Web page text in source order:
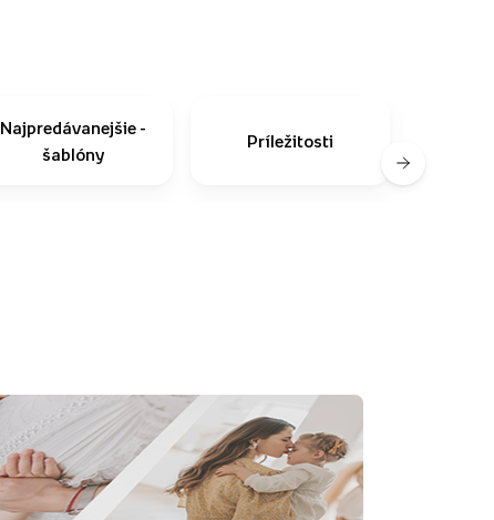
Najpredávanejšie -
šablóny
Príležitosti